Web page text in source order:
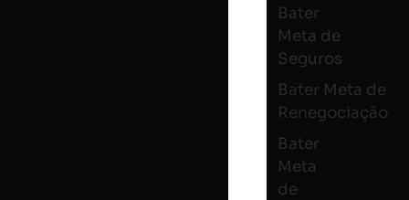
Bater
Meta de
Seguros
Bater Meta de
Renegociação
Bater
Meta
de